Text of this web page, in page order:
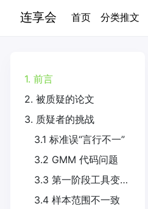
连享会 首页(current)
分类推文
1. 前言
2. 被质疑的论文
3. 质疑者的挑战
3.1 标准误“言行不一”
3.2 GMM 代码问题
3.3 第一阶段工具变量问题
3.4 样本范围不一致